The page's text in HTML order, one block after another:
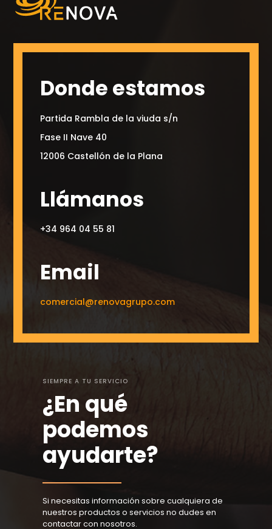
SIEMPRE A TU SERVICIO
¿En qué
podemos
ayudarte?
Si necesitas información sobre cualquiera de
nuestros productos o servicios no dudes en
contactar con nosotros.
Donde estamos
Partida Rambla de la viuda s/n
Fase II Nave 40
12006 Castellón de la Plana
Llámanos
+34 964 04 55 81
Email
comercial@renovagrupo.com